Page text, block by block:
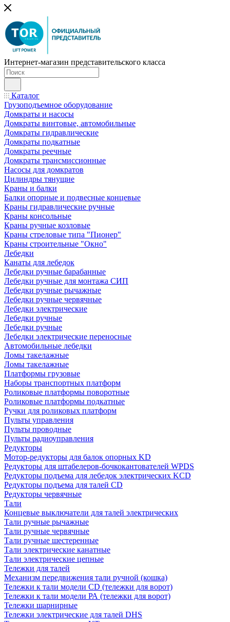
Интернет-магазин представительского класса
Каталог
Грузоподъемное оборудование
Домкраты и насосы
Домкраты винтовые, автомобильные
Домкраты гидравлические
Домкраты подкатные
Домкраты реечные
Домкраты трансмиссионные
Насосы для домкратов
Цилиндры тянущие
Краны и балки
Балки опорные и подвесные концевые
Краны гидравлические ручные
Краны консольные
Краны ручные козловые
Краны стреловые типа "Пионер"
Краны строительные "Окно"
Лебедки
Канаты для лебедок
Лебедки ручные барабанные
Лебедки ручные для монтажа СИП
Лебедки ручные рычажные
Лебедки ручные червячные
Лебедки электрические
Лебедки ручные
Лебедки ручные
Лебедки электрические переносные
Автомобильные лебедки
Ломы такелажные
Ломы такелажные
Платформы грузовые
Наборы транспортных платформ
Роликовые платформы поворотные
Роликовые платформы подкатные
Ручки для роликовых платформ
Пульты управления
Пульты проводные
Пульты радиоуправления
Редукторы
Мотор-редукторы для балок опорных KD
Редукторы для штабелеров-бочкокантователей WPDS
Редукторы подъема для лебедок электрических KCD
Редукторы подъема для талей CD
Редукторы червячные
Тали
Концевые выключатели для талей электрических
Тали ручные рычажные
Тали ручные червячные
Тали ручные шестеренные
Тали электрические канатные
Тали электрические цепные
Тележки для талей
Механизм передвижения тали ручной (кошка)
Тележки к тали модели CD (тележки для ворот)
Тележки к тали модели РА (тележки для ворот)
Тележки шарнирные
Тележки электрические для талей DHS